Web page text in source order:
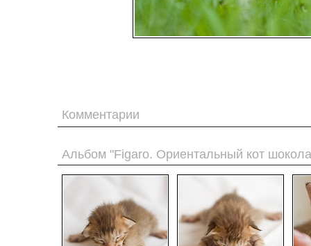
Комментарии
Альбом "Figaro. Ориентальный кот